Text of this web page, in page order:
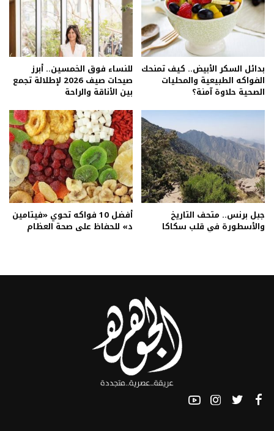
بدائل السكر الأبيض.. كيف تمنحك
الفواكه الطبيعية والمحليات
الصحية حلاوة آمنة؟
للنساء فوق الخمسين.. أبرز
صيحات صيف 2026 لإطلالة تجمع
بين الأناقة والراحة
جبل برنس.. متحف التاريخ
والأسطورة في قلب سكاكا
أفضل 10 فواكه تحوي «فيتامين
د» للحفاظ على صحة العظام